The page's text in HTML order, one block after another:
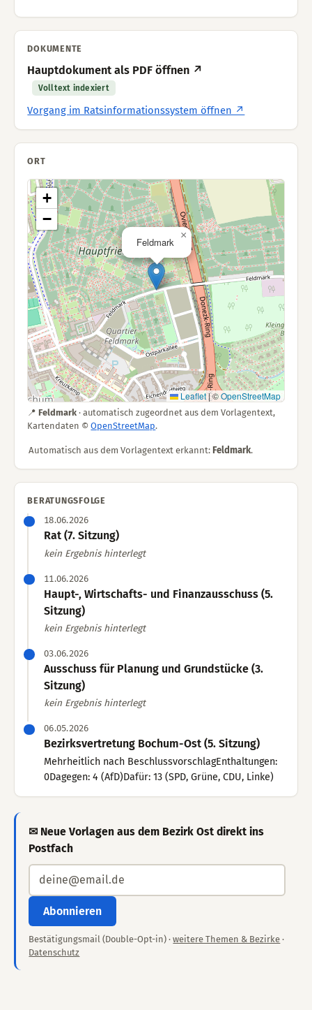
DOKUMENTE
Hauptdokument als PDF öffnen ↗
Volltext indexiert
Vorgang im Ratsinformationssystem öffnen ↗
ORT
Feldmark
×
+
−
Leaflet|©OpenStreetMap
📍Feldmark · automatisch zugeordnet aus dem Vorlagentext,
Kartendaten ©OpenStreetMap.
Automatisch aus dem Vorlagentext erkannt: Feldmark.
BERATUNGSFOLGE
18.06.2026
Rat (7. Sitzung)
kein Ergebnis hinterlegt
11.06.2026
Haupt-, Wirtschafts- und Finanzausschuss (5.
Sitzung)
kein Ergebnis hinterlegt
03.06.2026
Ausschuss für Planung und Grundstücke (3.
Sitzung)
kein Ergebnis hinterlegt
06.05.2026
Bezirksvertretung Bochum-Ost (5. Sitzung)
Mehrheitlich nach BeschlussvorschlagEnthaltungen:
0Dagegen: 4 (AfD)Dafür: 13 (SPD, Grüne, CDU, Linke)
✉ Neue Vorlagen aus dem Bezirk Ost direkt ins
Postfach
Abonnieren
Bestätigungsmail (Double-Opt-in) ·weitere Themen & Bezirke ·
Datenschutz